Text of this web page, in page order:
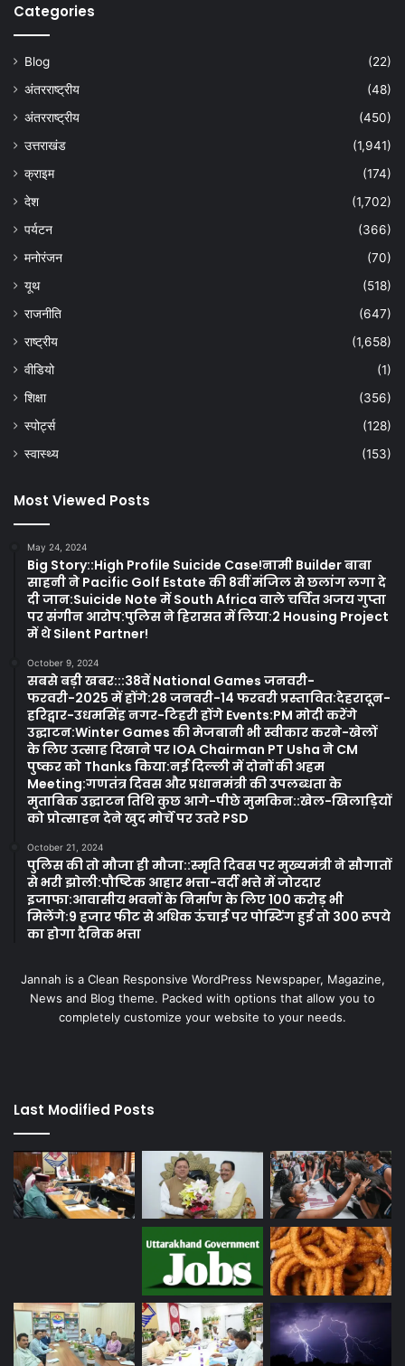
Categories
Blog
(22)
अंतरराष्ट्रीय
(48)
अंतरराष्ट्रीय
(450)
उत्तराखंड
(1,941)
क्राइम
(174)
देश
(1,702)
पर्यटन
(366)
मनोरंजन
(70)
यूथ
(518)
राजनीति
(647)
राष्ट्रीय
(1,658)
वीडियो
(1)
शिक्षा
(356)
स्पोर्ट्स
(128)
स्वास्थ्य
(153)
Most Viewed Posts
May 24, 2024
Big Story::High Profile Suicide Case!नामी Builder बाबा
साहनी ने Pacific Golf Estate की 8वीं मंजिल से छलांग लगा दे
दी जान:Suicide Note में South Africa वाले चर्चित अजय गुप्ता
पर संगीन आरोप:पुलिस ने हिरासत में लिया:2 Housing Project
में थे Silent Partner!
October 9, 2024
सबसे बड़ी खबर:::38वें National Games जनवरी-
फरवरी-2025 में होंगे:28 जनवरी-14 फरवरी प्रस्तावित:देहरादून-
हरिद्वार-उधमसिंह नगर-टिहरी होंगे Events:PM मोदी करेंगे
उद्घाटन:Winter Games की मेजबानी भी स्वीकार करने-खेलों
के लिए उत्साह दिखाने पर IOA Chairman PT Usha ने CM
पुष्कर को Thanks किया:नई दिल्ली में दोनों की अहम
Meeting:गणतंत्र दिवस और प्रधानमंत्री की उपलब्धता के
मुताबिक उद्घाटन तिथि कुछ आगे-पीछे मुमकिन::खेल-खिलाड़ियों
को प्रोत्साहन देने खुद मोर्चे पर उतरे PSD
October 21, 2024
पुलिस की तो मौजा ही मौजा::स्मृति दिवस पर मुख्यमंत्री ने सौगातों
से भरी झोली:पौष्टिक आहार भत्ता-वर्दी भत्ते में जोरदार
इजाफा:आवासीय भवनों के निर्माण के लिए 100 करोड़ भी
मिलेंगे:9 हजार फीट से अधिक ऊंचाई पर पोस्टिंग हुई तो 300 रूपये
का होगा दैनिक भत्ता
Jannah is a Clean Responsive WordPress Newspaper, Magazine,
News and Blog theme. Packed with options that allow you to
completely customize your website to your needs.
Last Modified Posts